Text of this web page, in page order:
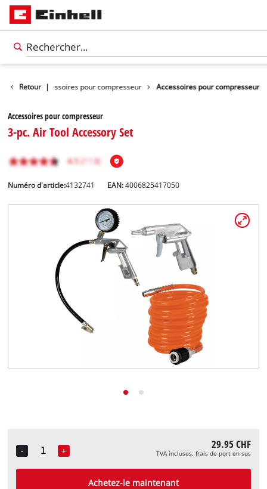
Deutsch
Retour |
Accessoires pour compresseur Accessoires pour compresseur
Accessoires pour compresseur
3-pc. Air Tool Accessory Set
Numéro d'article:4132741 EAN:4006825417050
-
Quantity
+ 29.95 CHF
TVA incluses, frais de port en sus
Achetez-le maintenant